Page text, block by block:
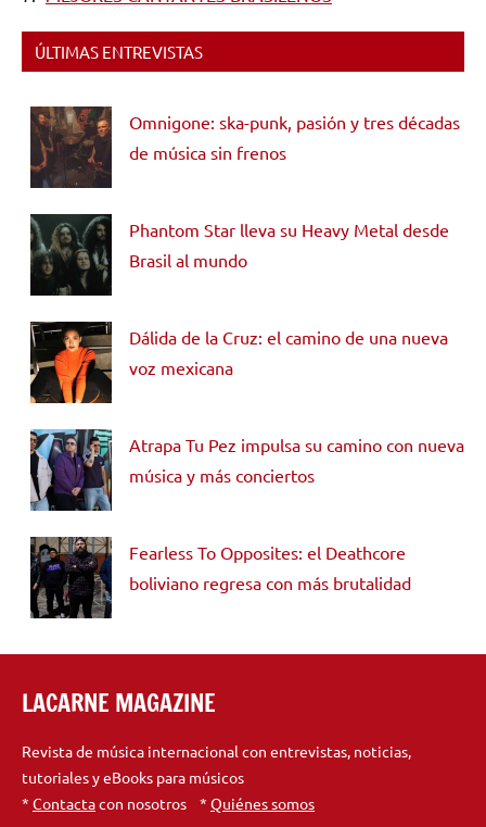
ÚLTIMAS ENTREVISTAS
Omnigone: ska-punk, pasión y tres décadas
de música sin frenos
Phantom Star lleva su Heavy Metal desde
Brasil al mundo
Dálida de la Cruz: el camino de una nueva
voz mexicana
Atrapa Tu Pez impulsa su camino con nueva
música y más conciertos
Fearless To Opposites: el Deathcore
boliviano regresa con más brutalidad
LACARNE MAGAZINE
Revista de música internacional con entrevistas, noticias,
tutoriales y eBooks para músicos
* Contactacon nosotros * Quiénes somos